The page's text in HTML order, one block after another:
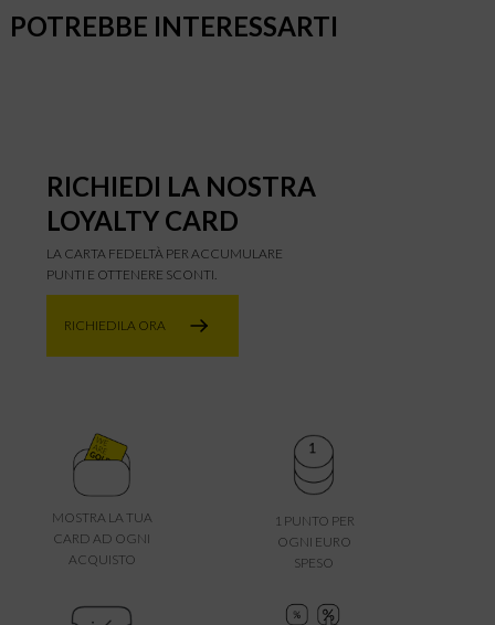
POTREBBE INTERESSARTI
RICHIEDI LA NOSTRA
LOYALTY CARD
LA CARTA FEDELTÀ PER ACCUMULARE
PUNTI E OTTENERE SCONTI.
RICHIEDILA ORA
MOSTRA LA TUA
CARD AD OGNI
ACQUISTO
1 PUNTO PER
OGNI EURO
SPESO